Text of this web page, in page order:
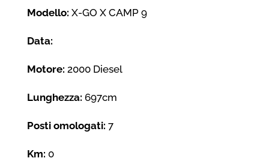
Modello: X-GO X CAMP 9
Data:
Motore: 2000 Diesel
Lunghezza: 697cm
Posti omologati: 7
Km: 0